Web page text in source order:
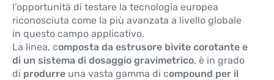
l’opportunità di testare la tecnologia europea
riconosciuta come la più avanzata a livello globale
in questo campo applicativo.
La linea, composta da estrusore bivite corotante e
di un sistema di dosaggio gravimetrico, è in grado
di produrre una vasta gamma di compound per il